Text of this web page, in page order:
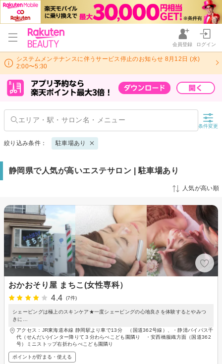
会員登録 ログイン
システムメンテナンスに伴うサービス停止のお知らせ 8月12日 (水)
2:00〜5:30
条件変更
絞り込み条件： 駐車場あり
静岡県で人気が高いエステサロン | 駐車場あり
人気が高い順
おかおそり屋 まちこ(女性専科）
4.4
(7件)
シェービングは極上のスキンケア★一度シェービングの心地良さを体験するとやみつ
きに…
アクセス：JR東海道本線 静岡駅より車で13分 （国道362号線）、・静清バイパス千
代（せんだい)インター降りて３分わらべこども園隣り ・安西橋服織方面（国道362
号）ミニストップ右折わらべこども園隣り
ポイントが貯まる・使える